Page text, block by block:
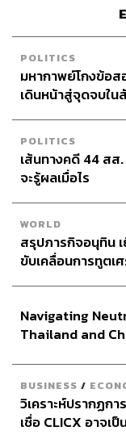
POLITICS
มหากาพย์โกงข้อ
เดินหน้าสู่จุดจบใน
POLITICS
เส้นทางคดี 44 สส
จะรู้ผลเมื่อไร
WORLD
สรุปภารกิจอนุทิน
ขับเคลื่อนการทูตเ
Navigating
Thailand and
BUSINESS /
วิเคราะห์ปรากฏก
เชื่อ CLICX อาจเ